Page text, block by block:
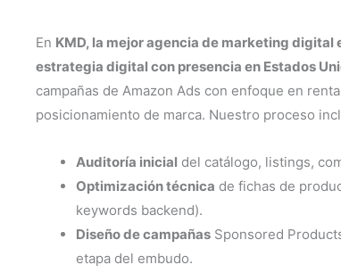
En KMD, la mejor agencia de marketing digital
estrategia digital con presencia en Estados
campañas de Amazon Ads con enfoque en
posicionamiento de marca. Nuestro proceso
Auditoría inicial del catálogo, listings,
Optimización técnica de fichas de
keywords backend).
Diseño de campañas Sponsored
etapa del embudo.